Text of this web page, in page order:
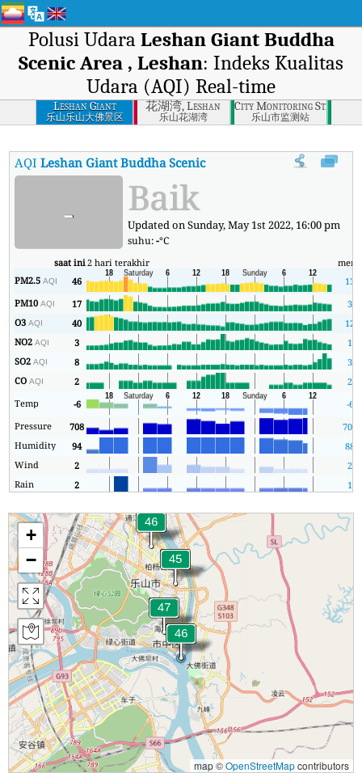
Polusi Udara Leshan Giant Buddha
Scenic Area , Leshan: Indeks Kualitas
Udara (AQI) Real-time
Leshan Giant
Buddha Scenic Area
, Leshan
乐山乐山大佛景区
花湖湾, Leshan
乐山花湖湾
City Monitoring Station,
乐山市监测站
AQILeshan Giant Buddha Scenic Area , Leshan :Indeks
- Baik
Updated on Sunday, May 1st 2022, 16:00 pm
suhu:-°C
saat ini2 hari terakhir
PM2.5AQI 46
13
PM10AQI 17
3
O3AQI 40
12
NO2AQI 3
1
SO2AQI 8
3
COAQI 2
2
Temp
-6
-6
Pressure
708
701
Humidity
94
88
Wind
2
2
Rain
2 1
+
−
map ©OpenStreetMapcontributors